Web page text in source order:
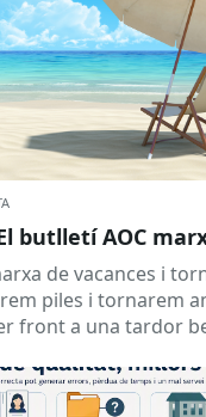
butlletí AOC
de vacances i
piles i tornarem
front a una tardor